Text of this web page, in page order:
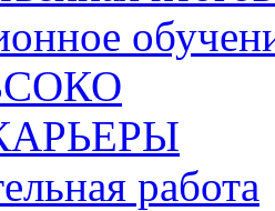
работа